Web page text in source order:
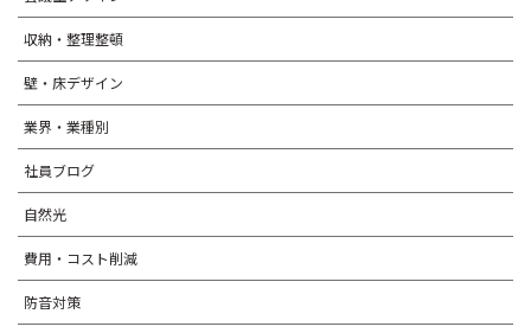
収納・整理整頓
壁・床デザイン
業界・業種別
社員ブログ
自然光
費用・コスト削減
防音対策